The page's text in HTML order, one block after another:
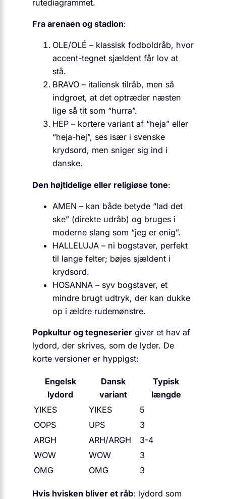
rutediagrammet.
Fra arenaen og stadion:
OLE/OLÉ – klassisk fodboldråb, hvor
accent-tegnet sjældent får lov at
stå.
BRAVO – italiensk tilråb, men så
indgroet, at det optræder næsten
lige så tit som “hurra”.
HEP – kortere variant af “heja” eller
“heja-hej”, ses især i svenske
krydsord, men sniger sig ind i
danske.
Den højtidelige eller religiøse tone:
AMEN – kan både betyde “lad det
ske” (direkte udråb) og bruges i
moderne slang som “jeg er enig”.
HALLELUJA – ni bogstaver, perfekt
til lange felter; bøjes sjældent i
krydsord.
HOSANNA – syv bogstaver, et
mindre brugt udtryk, der kan dukke
op i ældre rudemønstre.
Popkultur og tegneserier giver et hav af
lydord, der skrives, som de lyder. De
korte versioner er hyppigst:
Engelsk
lydord
Dansk
variant
Typisk
længde
YIKES
YIKES
5
OOPS
UPS
3
ARGH
ARH/ARGH
3-4
WOW
WOW
3
OMG
OMG 3
Hvis hvisken bliver et råb: lydord som